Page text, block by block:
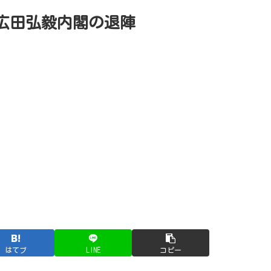
田弘毅内閣の退陣
はてブ LINE コピー